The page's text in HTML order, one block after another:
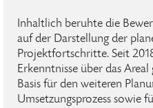
Inhaltlich beruhte die
auf der Darstellung der
Projektfortschritte. Seit
Erkenntnisse über das
Basis für den weiteren
Umsetzungsprozess sowie